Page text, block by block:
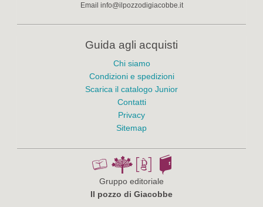
Email info@ilpozzodigiacobbe.it
Guida agli acquisti
Chi siamo
Condizioni e spedizioni
Scarica il catalogo Junior
Contatti
Privacy
Sitemap
Gruppo editoriale
Il pozzo di Giacobbe